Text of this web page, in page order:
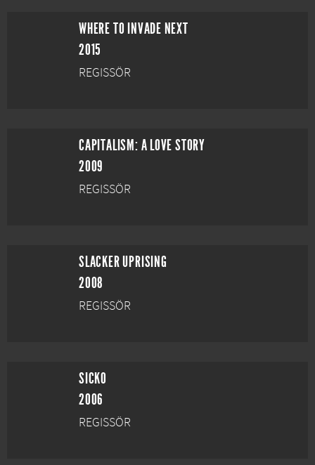
WHERE TO INVADE NEXT
2015
REGISSÖR
CAPITALISM: A LOVE STORY
2009
REGISSÖR
SLACKER UPRISING
2008
REGISSÖR
SICKO
2006
REGISSÖR